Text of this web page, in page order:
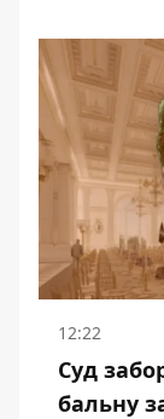
12:22
Суд
бальну